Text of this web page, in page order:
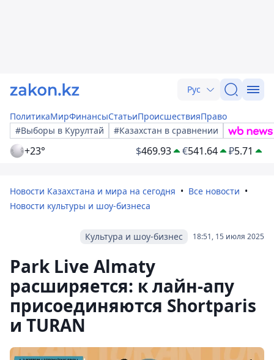
Рус
ПолитикаМирФинансыСтатьиПроисшествияПраво
#Выборы в Курултай
#Казахстан в сравнении
+23° $469.93 €541.64 ₽5.71
Новости Казахстана и мира на сегодня
Все новости
Новости культуры и шоу-бизнеса
18:51, 15 июля 2025
Культура и шоу-бизнес
Park Live Almaty
расширяется: к лайн-апу
присоединяются Shortparis
и TURAN